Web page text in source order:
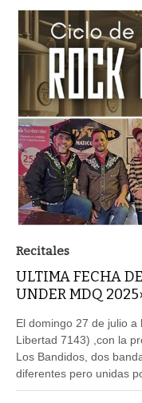
Recitales
ULTIMA FECHA
UNDER MDQ
El domingo 27 de julio
Libertad 7143) ,con la
Los Bandidos, dos
diferentes pero unidas